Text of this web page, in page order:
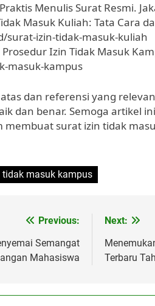
Menulis Surat Resmi.
Masuk Kuliah: Tata Cara
surat-izin-tidak-masuk-kuliah
Izin Tidak Masuk
masuk-kampus
dan referensi yang
dan benar. Semoga artikel
surat izin tidak
masuk kampus
Previous:
Semangat
Mahasiswa
Next:
Terbaru